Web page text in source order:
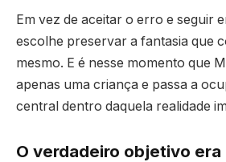
Em vez de aceitar o erro e seguir
escolhe preservar a fantasia que
mesmo. E é nesse momento que
apenas uma criança e passa a
central dentro daquela realidade
O verdadeiro objetivo era